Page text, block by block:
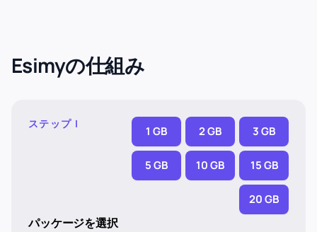
Esimyの仕組み
ステップ I
1 GB 2 GB 3 GB
5 GB 10 GB 15 GB
20 GB
パッケージを選択